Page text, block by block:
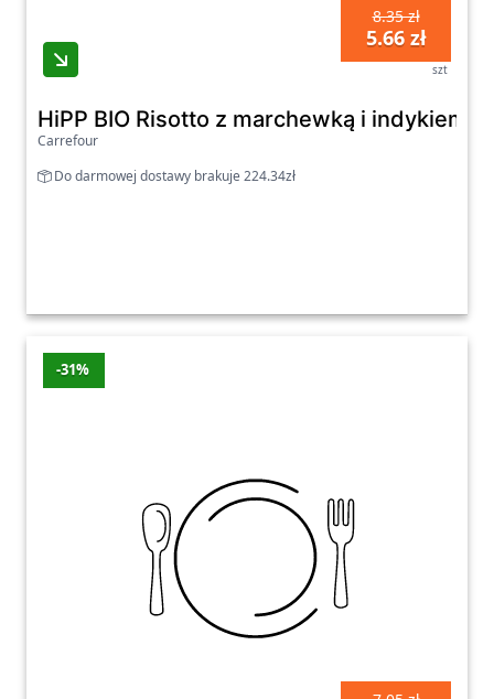
8.35 zł
5.66 zł
szt
HiPP BIO Risotto z marchewką i indykiem
Carrefour
Do darmowej dostawy brakuje 224.34zł
-31%